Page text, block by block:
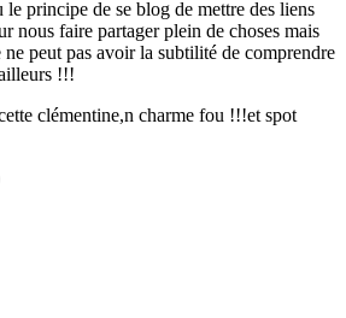
principe de se blog de mettre des liens
nous faire partager plein de choses mais
peut pas avoir la subtilité de comprendre
!!!
clémentine,n charme fou !!!et spot